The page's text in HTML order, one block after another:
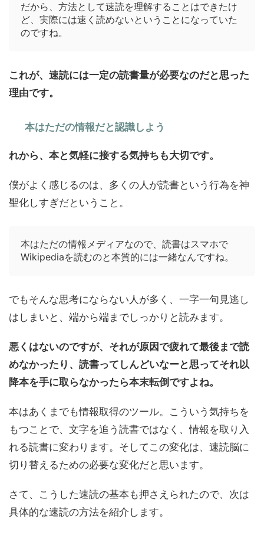
だから、方法として速読を理解することはできたけ
ど、実際には速く読めないということになっていた
のですね。
これが、速読には一定の読書量が必要なのだと思った
理由です。
本はただの情報だと認識しよう
れから、本と気軽に接する気持ちも大切です。
僕がよく感じるのは、多くの人が読書という行為を神
聖化しすぎだということ。
本はただの情報メディアなので、読書はスマホで
Wikipediaを読むのと本質的には一緒なんですね。
でもそんな思考にならない人が多く、一字一句見逃し
はしまいと、端から端までしっかりと読みます。
悪くはないのですが、それが原因で疲れて最後まで読
めなかったり、読書ってしんどいなーと思ってそれ以
降本を手に取らなかったら本末転倒ですよね。
本はあくまでも情報取得のツール。こういう気持ちを
もつことで、文字を追う読書ではなく、情報を取り入
れる読書に変わります。そしてこの変化は、速読脳に
切り替えるための必要な変化だと思います。
さて、こうした速読の基本も押さえられたので、次は
具体的な速読の方法を紹介します。